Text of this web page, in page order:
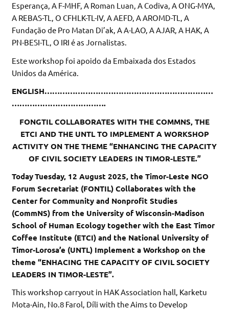
Esperança, A F-MHF, A Roman Luan, A Codiva, A ONG-MYA,
A REBAS-TL, O CFHLK-TL-IV, A AEFD, A AROMD-TL, A
Fundação de Pro Matan Di’ak, A A-LAO, A AJAR, A HAK, A
PN-BESI-TL, O IRI é as Jornalistas.
Este workshop foi apoido da Embaixada dos Estados
Unidos da América.
ENGLISH…………………………………………………………
……………………………….
FONGTIL COLLABORATES WITH THE COMMNS, THE
ETCI AND THE UNTL TO IMPLEMENT A WORKSHOP
ACTIVITY ON THE THEME “ENHANCING THE CAPACITY
OF CIVIL SOCIETY LEADERS IN TIMOR-LESTE.”
TodayTuesday, 12 August 2025, the Timor-Leste NGO
Forum Secretariat (FONTIL) Collaborates with the
Center for Community and Nonprofit Studies
(CommNS) from the University of Wisconsin-Madison
School of Human Ecology together with the East Timor
Coffee Institute (ETCI) and the National University of
Timor-Lorosa’e (UNTL) Implement a Workshop on the
theme “ENHACING THE CAPACITY OF CIVIL SOCIETY
LEADERS IN TIMOR-LESTE”.
This workshop carryout in HAK Association hall, Karketu
Mota-Ain, No.8 Farol, Díli with the Aims to Develop